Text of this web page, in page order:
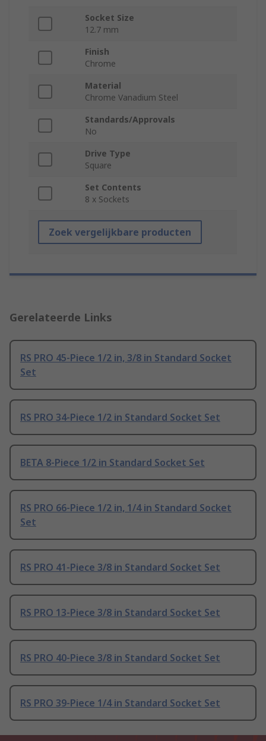
Socket Size
12.7 mm
Finish
Chrome
Material
Chrome Vanadium Steel
Standards/Approvals
No
Drive Type
Square
Set Contents
8 x Sockets
Zoek vergelijkbare producten
Gerelateerde Links
RS PRO 45-Piece 1/2 in, 3/8 in Standard Socket
Set
RS PRO 34-Piece 1/2 in Standard Socket Set
BETA 8-Piece 1/2 in Standard Socket Set
RS PRO 66-Piece 1/2 in, 1/4 in Standard Socket
Set
RS PRO 41-Piece 3/8 in Standard Socket Set
RS PRO 13-Piece 3/8 in Standard Socket Set
RS PRO 40-Piece 3/8 in Standard Socket Set
RS PRO 39-Piece 1/4 in Standard Socket Set